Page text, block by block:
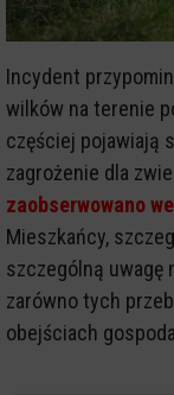
Incydent
wilków na terenie
częściej pojawiają
zagrożenie dla
zaobserwowano
Mieszkańcy,
szczególną uwagę
zarówno tych
obejściach